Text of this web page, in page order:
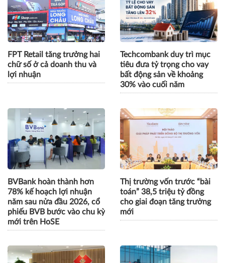
FPT Retail tăng trưởng hai
chữ số ở cả doanh thu và
lợi nhuận
Techcombank duy trì mục
tiêu đưa tỷ trọng cho vay
bất động sản về khoảng
30% vào cuối năm
BVBank hoàn thành hơn
78% kế hoạch lợi nhuận
năm sau nửa đầu 2026, cổ
phiếu BVB bước vào chu kỳ
mới trên HoSE
Thị trường vốn trước “bài
toán” 38,5 triệu tỷ đồng
cho giai đoạn tăng trưởng
mới